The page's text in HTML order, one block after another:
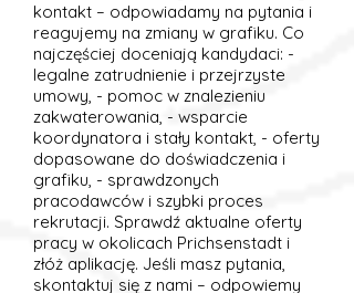
kontakt – odpowiadamy na pytania i
reagujemy na zmiany w grafiku. Co
najczęściej doceniają kandydaci: -
legalne zatrudnienie i przejrzyste
umowy, - pomoc w znalezieniu
zakwaterowania, - wsparcie
koordynatora i stały kontakt, - oferty
dopasowane do doświadczenia i
grafiku, - sprawdzonych
pracodawców i szybki proces
rekrutacji. Sprawdź aktualne oferty
pracy w okolicach Prichsenstadt i
złóż aplikację. Jeśli masz pytania,
skontaktuj się z nami – odpowiemy